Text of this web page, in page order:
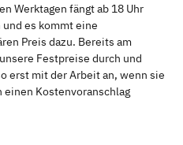
Werktagen fängt ab 18 Uhr
es kommt eine
Preis dazu. Bereits am
Festpreise durch und
erst mit der Arbeit an, wenn sie
Kostenvoranschlag